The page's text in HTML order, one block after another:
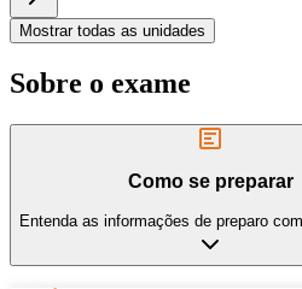
Mostrar todas as unidades
Sobre o exame
Como se preparar
Entenda as informações de preparo